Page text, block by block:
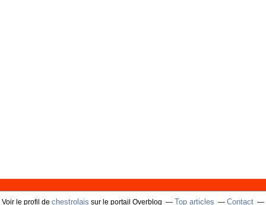
Voir le profil de chestrolais sur le portail Overblog Top articles Contact